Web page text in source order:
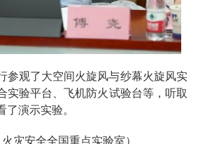
参观了大空间火旋风与纱幕火旋风实
实验平台、飞机防火试验台等，听取
了演示实验。
火灾安全全国重点实验室）